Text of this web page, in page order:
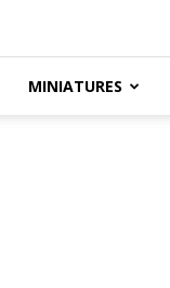
MINIATURES